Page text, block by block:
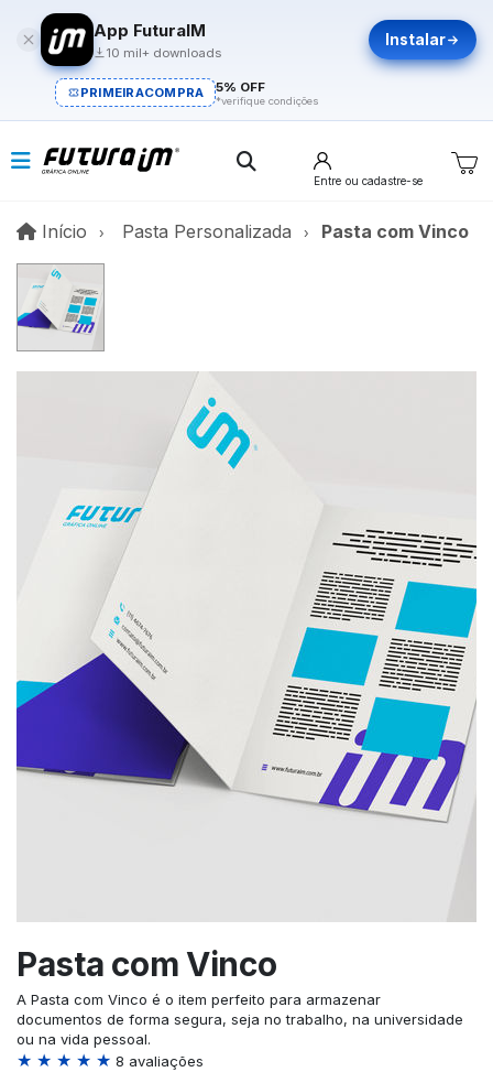
App FuturaIM
10 mil+ downloads
Instalar
PRIMEIRACOMPRA 5% OFF
*verifique condições
Entre ou cadastre-se
Início InícioPasta Personalizada Pasta com Vinco
Pasta com Vinco
A Pasta com Vinco é o item perfeito para armazenar
documentos de forma segura, seja no trabalho, na universidade
ou na vida pessoal.
★ ★ ★ ★ ★ 8 avaliações